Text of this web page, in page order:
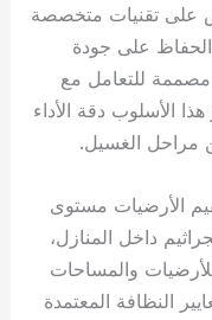
على تقنيات متخصصة
الحفاظ على جودة
للتعامل مع
الأسلوب دقة الأداء
مراحل الغسيل.
الأرضيات مستوى
داخل المنازل،
والمساحات
النظافة المعتمدة